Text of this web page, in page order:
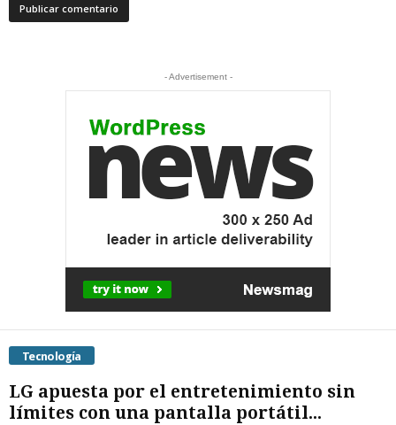
- Advertisement -
Tecnología
LG apuesta por el entretenimiento sin
límites con una pantalla portátil...